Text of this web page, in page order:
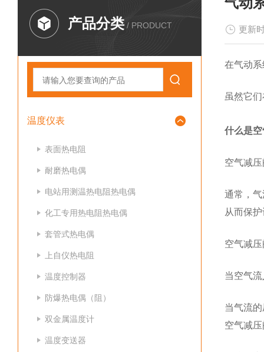
产品分类 / PRODUCT
温度仪表
表面热电阻
耐磨热电偶
电站用测温热电阻热电偶
化工专用热电阻热电偶
套管式热电偶
上自仪热电阻
温度控制器
防爆热电偶（阻）
双金属温度计
温度变送器
更新
在气动
虽然它
什么是
空气减
通常，
从而保
空气减
当空气
当气流
空气减